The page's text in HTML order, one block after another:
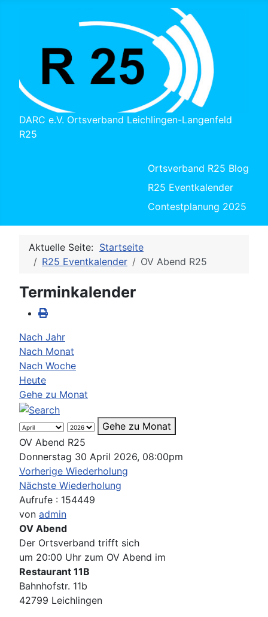
DARC e.V. Ortsverband Leichlingen-Langenfeld
R25
Ortsverband R25 Blog
R25 Eventkalender
Contestplanung 2025
Aktuelle Seite: Startseite
R25 Eventkalender
OV Abend R25
Terminkalender
Nach Jahr
Nach Monat
Nach Woche
Heute
Gehe zu Monat
Gehe zu Monat
OV Abend R25
Donnerstag 30 April 2026, 08:00pm
Vorherige Wiederholung
Nächste Wiederholung
Aufrufe : 154449
von admin
OV Abend
Der Ortsverband trifft sich
um 20:00 Uhr zum OV Abend im
Restaurant 11B
Bahnhofstr. 11b
42799 Leichlingen